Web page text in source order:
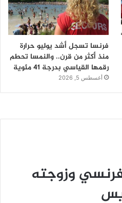
فرنسا تسجل أشد يوليو حرارة
منذ أكثر من قرن.. والنمسا تحطم
رقمها القياسي بدرجة 41 مئوية
أغسطس 5, 2026